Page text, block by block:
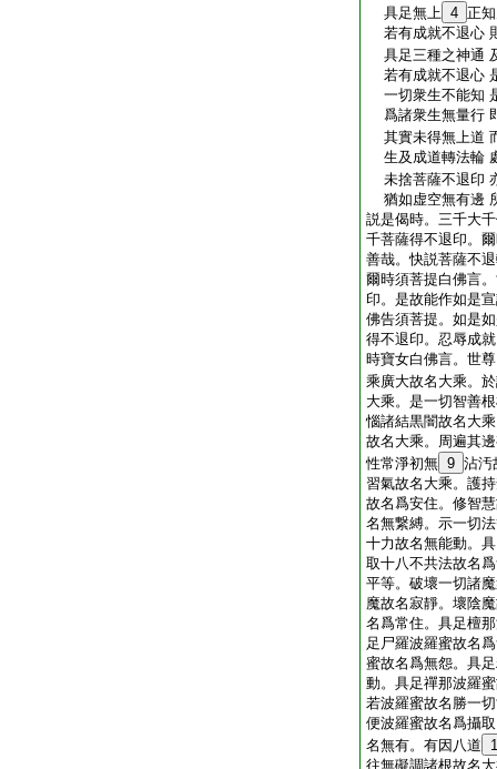
具足無上 4 正
若有成就不退心
具足三種之神通
若有成就不退心
一切衆生不能知
爲諸衆生無量行
其實未得無上道
生及成道轉法輪
未捨菩薩不退印
猶如虚空無有邊
説是偈時。三千大
千菩薩得不退印。
善哉。快説菩薩不
爾時須菩提白佛言
印。是故能作如是
佛告須菩提。如是
得不退印。忍辱成
時寶女白佛言。世
乘廣大故名大乘。
大乘。是一切智善
惱諸結黒闇故名大
故名大乘。周遍其
性常淨初無 9 沾汚
習氣故名大乘。護
故名爲安住。修智
名無繋縛。示一切
十力故名無能動。
取十八不共法故名
平等。破壞一切諸
魔故名寂靜。壞陰
名爲常住。具足檀
足尸羅波羅蜜故名
蜜故名爲無怨。具
動。具足禪那波羅
若波羅蜜故名勝一
便波羅蜜故名爲攝
名無有。有因八道
往無礙調諸根故名